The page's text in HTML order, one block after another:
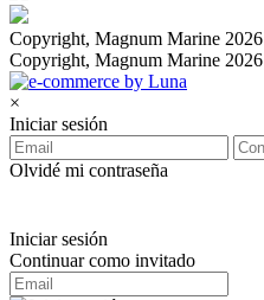
Copyright, Magnum Marine 2026
Copyright, Magnum Marine 2026
×
Iniciar sesión
Olvidé mi contraseña
Iniciar sesión
Continuar como invitado